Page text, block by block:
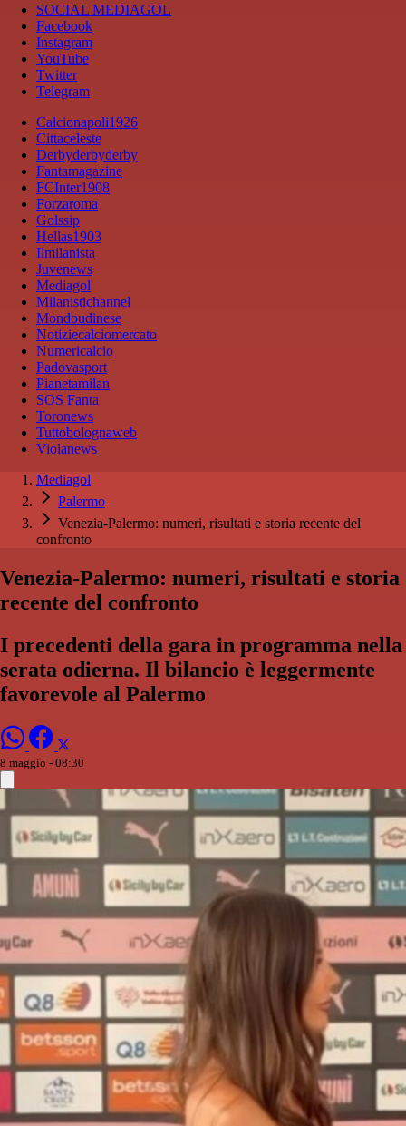
SOCIAL MEDIAGOL
Facebook
Instagram
YouTube
Twitter
Telegram
Calcionapoli1926
Cittaceleste
Derbyderbyderby
Fantamagazine
FCInter1908
Forzaroma
Golssip
Hellas1903
Ilmilanista
Juvenews
Mediagol
Milanistichannel
Mondoudinese
Notiziecalciomercato
Numericalcio
Padovasport
Pianetamilan
SOS Fanta
Toronews
Tuttobolognaweb
Violanews
Mediagol
Palermo
Venezia-Palermo: numeri, risultati e storia recente del
confronto
Venezia-Palermo: numeri, risultati e storia
recente del confronto
I precedenti della gara in programma nella
serata odierna. Il bilancio è leggermente
favorevole al Palermo
8 maggio - 08:30